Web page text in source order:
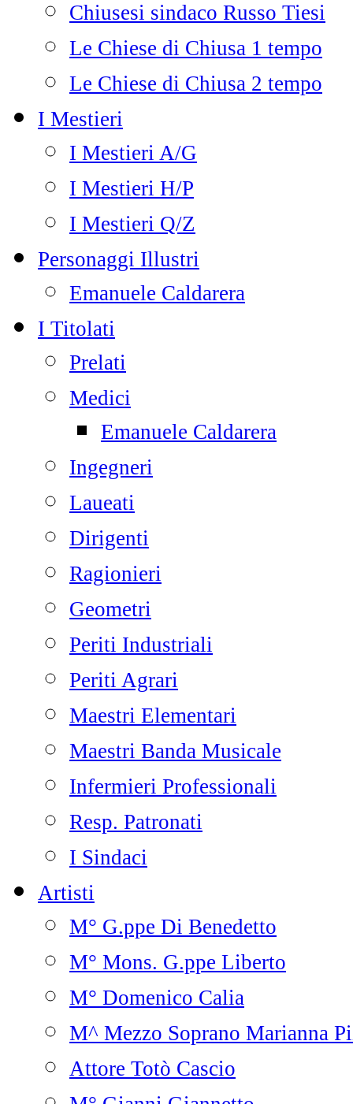
Chiusesi sindaco Russo Tiesi
Le Chiese di Chiusa 1 tempo
Le Chiese di Chiusa 2 tempo
I Mestieri
I Mestieri A/G
I Mestieri H/P
I Mestieri Q/Z
Personaggi Illustri
Emanuele Caldarera
I Titolati
Prelati
Medici
Emanuele Caldarera
Ingegneri
Laueati
Dirigenti
Ragionieri
Geometri
Periti Industriali
Periti Agrari
Maestri Elementari
Maestri Banda Musicale
Infermieri Professionali
Resp. Patronati
I Sindaci
Artisti
M° G.ppe Di Benedetto
M° Mons. G.ppe Liberto
M° Domenico Calia
M^ Mezzo Soprano Marianna
Attore Totò Cascio